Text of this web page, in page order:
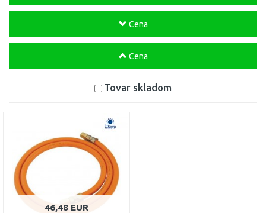
Cena
Cena
Tovar skladom
46,48 EUR